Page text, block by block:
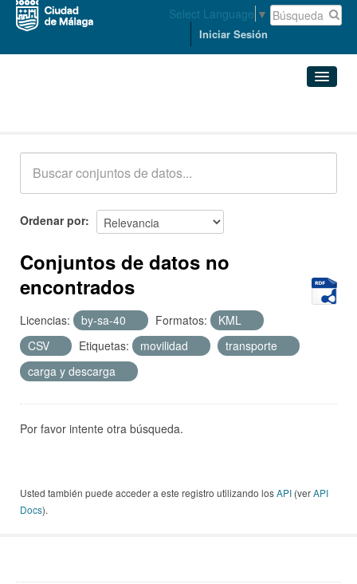
Select Language ▼
Iniciar Sesión
Acerca de
Ordenar por
Conjuntos de datos no
encontrados
Licencias: by-sa-40 Formatos:
KML
CSV
Etiquetas: movilidad
transporte
carga y descarga
Por favor intente otra búsqueda.
Usted también puede acceder a este registro utilizando losAPI (verAPI
Docs).